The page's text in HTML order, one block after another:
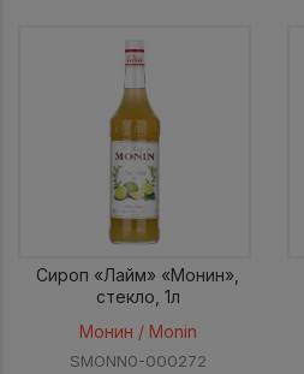
Сироп «Лайм» «Монин»,
стекло, 1л
Монин / Monin
SMONN0-000272